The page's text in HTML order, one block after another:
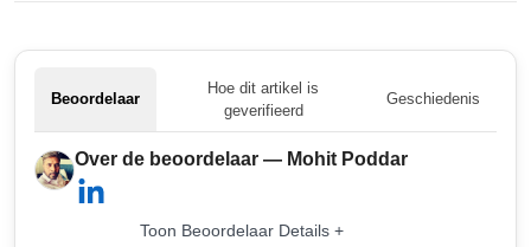
Beoordelaar
Hoe dit artikel is
geverifieerd
Geschiedenis
Over de beoordelaar — Mohit Poddar
Toon Beoordelaar Details +